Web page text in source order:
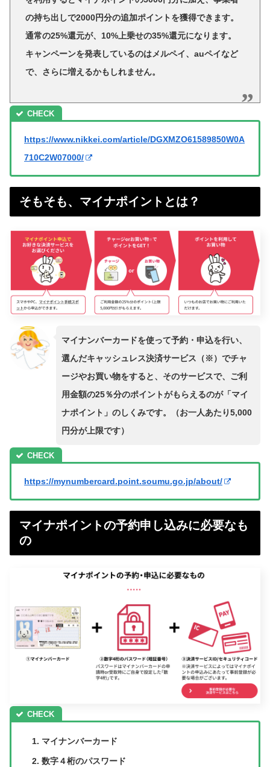
の持ち出しで2000円分の追加ポイントを獲得できます。
通常の25%還元が、10%上乗せの35%還元になります。
キャンペーンを発表しているのはメルペイ、auペイなど
で、さらに増えるかもしれません。
https://www.nikkei.com/article/DGXMZO61589850W0A
710C2W07000/
そもそも、マイナポイントとは？
マイナンバーカードを使って予約・申込を行い、
選んだキャッシュレス決済サービス（※）でチャ
ージやお買い物をすると、そのサービスで、ご利
用金額の25％分のポイントがもらえるのが「マイ
ナポイント」のしくみです。（お一人あたり5,000
円分が上限です）
https://mynumbercard.point.soumu.go.jp/about/
マイナポイントの予約申し込みに必要なも
の
マイナンバーカード
数字４桁のパスワード